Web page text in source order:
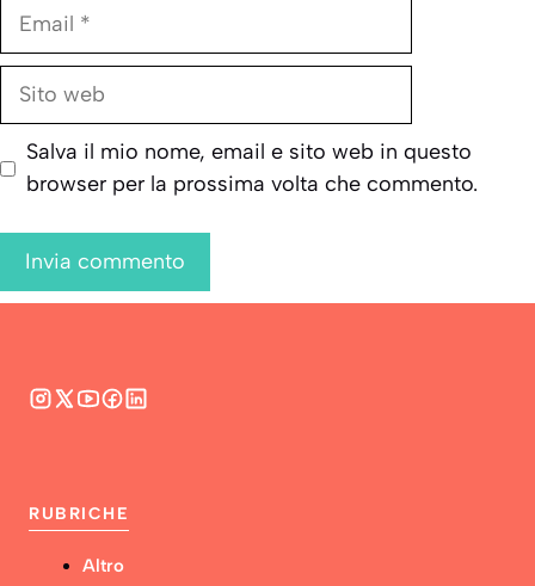
Email
Sito
Salva il mio nome, email e sito web in questo
browser per la prossima volta che commento.
RUBRICHE
Altro